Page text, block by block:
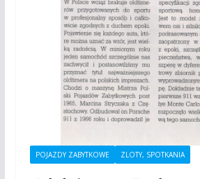
POJAZDY ZABYTKOWE ZLOTY, SPOTKANIA